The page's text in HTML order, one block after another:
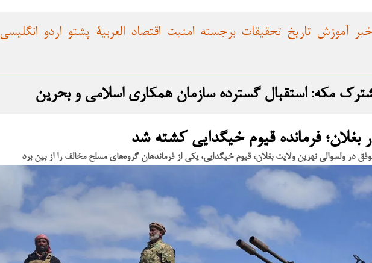
اقتصاد امنیت برجسته تحقیقات تاریخ آموزش خبر انگلیسی اردو پشتو العربية
مکه: استقبال گسترده سازمان همکاری اسلامی و بحرین
فرمانده قیوم خیگدایی کشته شد
در ولسوالی نهرین ولایت بغلان، قیوم خیگدایی، یکی از فرماندهان گروه‌های مسلح مخالف را از بین برد